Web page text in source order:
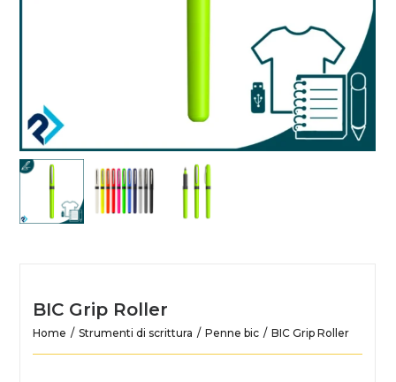
BIC Grip Roller
Home Strumenti di scrittura Penne bic BIC Grip Roller